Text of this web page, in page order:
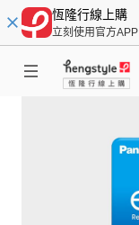
恆隆行線上購
立刻使用官方APP